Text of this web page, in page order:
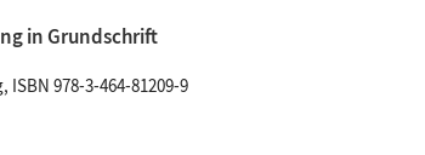
in Grundschrift
ISBN 978-3-464-81209-9